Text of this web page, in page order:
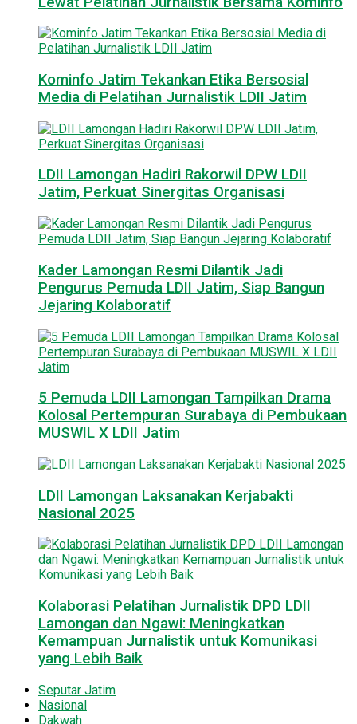
Kominfo Jatim Tekankan Etika Bersosial
Media di Pelatihan Jurnalistik LDII Jatim
LDII Lamongan Hadiri Rakorwil DPW LDII
Jatim, Perkuat Sinergitas Organisasi
Kader Lamongan Resmi Dilantik Jadi
Pengurus Pemuda LDII Jatim, Siap Bangun
Jejaring Kolaboratif
5 Pemuda LDII Lamongan Tampilkan Drama
Kolosal Pertempuran Surabaya di Pembukaan
MUSWIL X LDII Jatim
LDII Lamongan Laksanakan Kerjabakti
Nasional 2025
Kolaborasi Pelatihan Jurnalistik DPD LDII
Lamongan dan Ngawi: Meningkatkan
Kemampuan Jurnalistik untuk Komunikasi
yang Lebih Baik
Seputar Jatim
Nasional
Dakwah